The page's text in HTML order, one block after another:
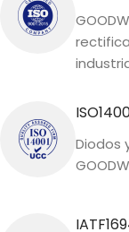
Diodos